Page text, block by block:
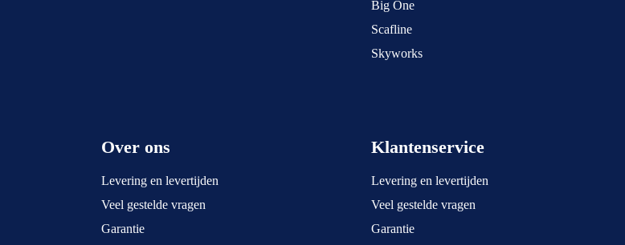
Big One
Scafline
Skyworks
Over ons
Levering en levertijden
Veel gestelde vragen
Garantie
Klantenservice
Levering en levertijden
Veel gestelde vragen
Garantie